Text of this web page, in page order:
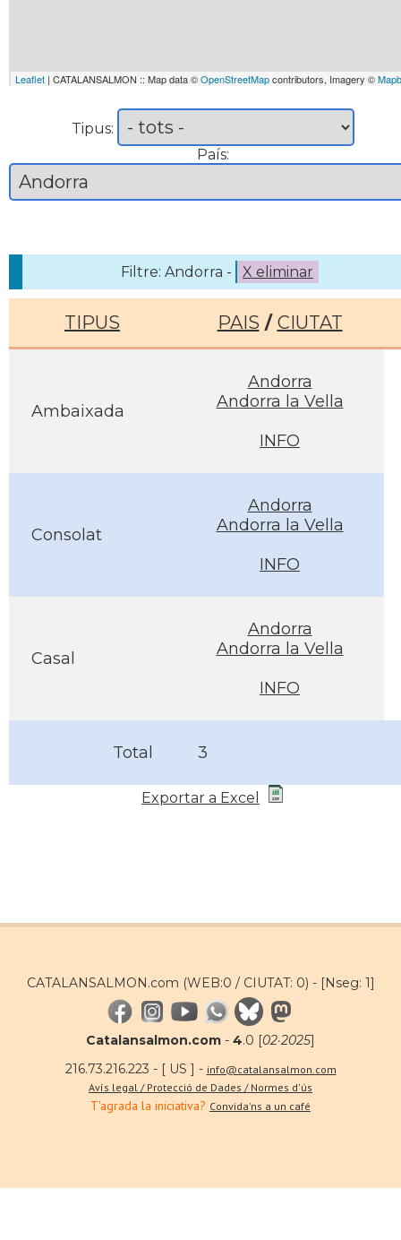
Leaflet | CATALANSALMON :: Map data ©OpenStreetMapcontributors, Imagery ©
Tipus:
País:
Filtre: Andorra - X eliminar
TIPUS PAIS / CIUTAT
Ambaixada
Andorra
Andorra la Vella
INFO
Consolat
Andorra
Andorra la Vella
INFO
Casal
Andorra
Andorra la Vella
INFO
Total 3
Exportar a Excel
CATALANSALMON.com (WEB:0 / CIUTAT: 0) - [Nseg: 1]
Catalansalmon.com - 4.0 [02·2025]
216.73.216.223 - [ US ] - info@catalansalmon.com
Avís legal / Protecció de Dades / Normes d'ús
T'agrada la iniciativa? Convida'ns a un café